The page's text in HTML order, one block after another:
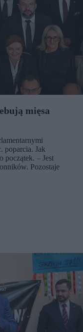
mięsa
poparcia. Jak
początek. – Jest
Pozostaje